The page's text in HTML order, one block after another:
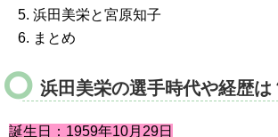
浜田美栄と宮原知子
まとめ
浜田美栄の選手時代や経歴は
誕生日：1959年10月29日